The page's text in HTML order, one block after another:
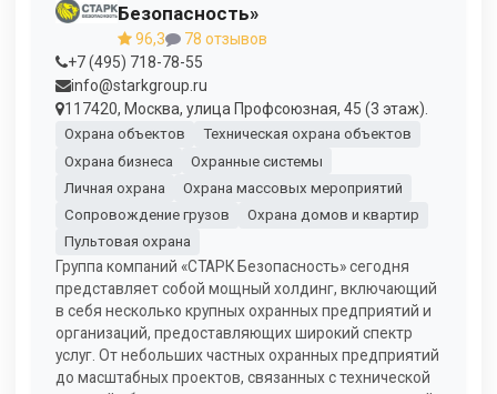
Безопасность»
96,3
78 отзывов
+7 (495) 718-78-55
info@starkgroup.ru
117420, Москва, улица Профсоюзная, 45 (3 этаж).
Охрана объектов
Техническая охрана объектов
Охрана бизнеса
Охранные системы
Личная охрана
Охрана массовых мероприятий
Сопровождение грузов
Охрана домов и квартир
Пультовая охрана
Группа компаний «СТАРК Безопасность» сегодня
представляет собой мощный холдинг, включающий
в себя несколько крупных охранных предприятий и
организаций, предоставляющих широкий спектр
услуг. От небольших частных охранных предприятий
до масштабных проектов, связанных с технической